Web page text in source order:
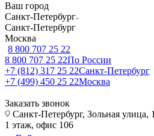
Ваш город
Санкт-Петербург
Санкт-Петербург
Москва
8 800 707 25 22
8 800 707 25 22По России
+7 (812) 317 25 22Санкт-Петербург
+7 (499) 450 25 22Москва
Заказать звонок
Санкт-Петербург, Зольная
1 этаж, офис 106